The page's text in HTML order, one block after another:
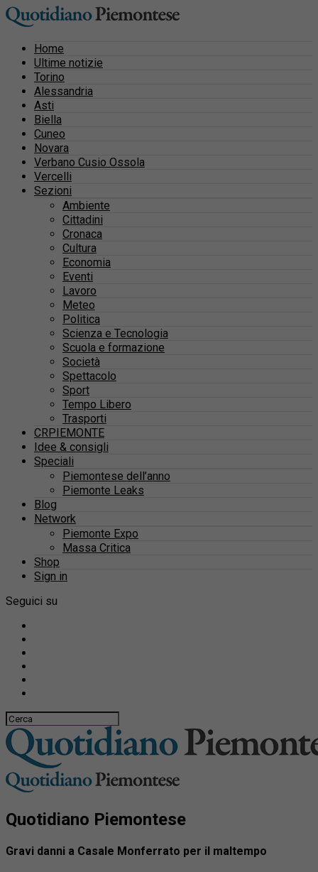
Home
Ultime notizie
Torino
Alessandria
Asti
Biella
Cuneo
Novara
Verbano Cusio Ossola
Vercelli
Sezioni
Ambiente
Cittadini
Cronaca
Cultura
Economia
Eventi
Lavoro
Meteo
Politica
Scienza e Tecnologia
Scuola e formazione
Società
Spettacolo
Sport
Tempo Libero
Trasporti
CRPIEMONTE
Idee & consigli
Speciali
Piemontese dell’anno
Piemonte Leaks
Blog
Network
Piemonte Expo
Massa Critica
Shop
Sign in
Seguici su
Quotidiano Piemontese
Gravi danni a Casale Monferrato per il maltempo